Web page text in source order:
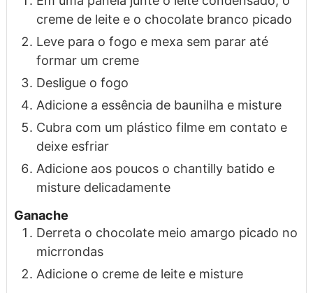
creme de leite e o chocolate branco picado
Leve para o fogo e mexa sem parar até
formar um creme
Desligue o fogo
Adicione a essência de baunilha e misture
Cubra com um plástico filme em contato e
deixe esfriar
Adicione aos poucos o chantilly batido e
misture delicadamente
Ganache
Derreta o chocolate meio amargo picado no
micrrondas
Adicione o creme de leite e misture